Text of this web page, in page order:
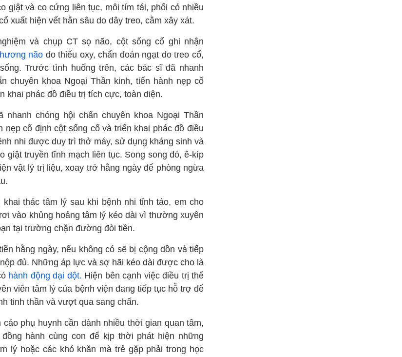
giật và co cứng liên tục, môi tím tái, phổi có nhiều
xuất hiện vết hằn sâu do dây treo, cằm xây xát.
và chụp CT sọ não, cột sống cổ ghi nhận
não do thiếu oxy, chẩn đoán ngạt do treo cổ,
Trước tình huống trên, các bác sĩ đã nhanh
chuyên khoa Ngoại Thần kinh, tiến hành nẹp cố
khai phác đồ điều trị tích cực, toàn diện.
nhanh chóng hội chẩn chuyên khoa Ngoại Thần
nẹp cố định cột sống cổ và triển khai phác đồ điều
nhi được duy trì thở máy, sử dụng kháng sinh và
giật truyền tĩnh mạch liên tục. Song song đó, ê-kíp
vật lý trị liệu, xoay trở hằng ngày để phòng ngừa
khai thác tâm lý sau khi bệnh nhi tỉnh táo, em cho
vào khủng hoảng tâm lý kéo dài vì thường xuyên
tại trường chặn đường đòi tiền.
hằng ngày, nếu không có sẽ bị cộng dồn và tiếp
đủ. Những áp lực và sợ hãi kéo dài được cho là
hành động dại dột. Hiện bên cạnh việc điều trị thể
viên tâm lý của bệnh viện đang tiếp tục hỗ trợ để
tinh thần và vượt qua sang chấn.
cáo phụ huynh cần dành nhiều thời gian quan tâm,
đồng hành cùng con để kịp thời phát hiện những
lý hoặc các khó khăn mà trẻ gặp phải trong học